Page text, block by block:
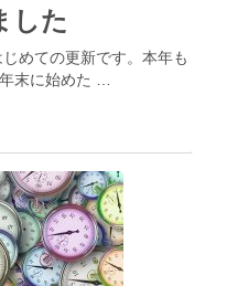
した
めての更新です。本年も
末に始めた …